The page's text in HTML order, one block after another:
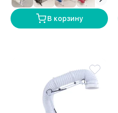
В корзину